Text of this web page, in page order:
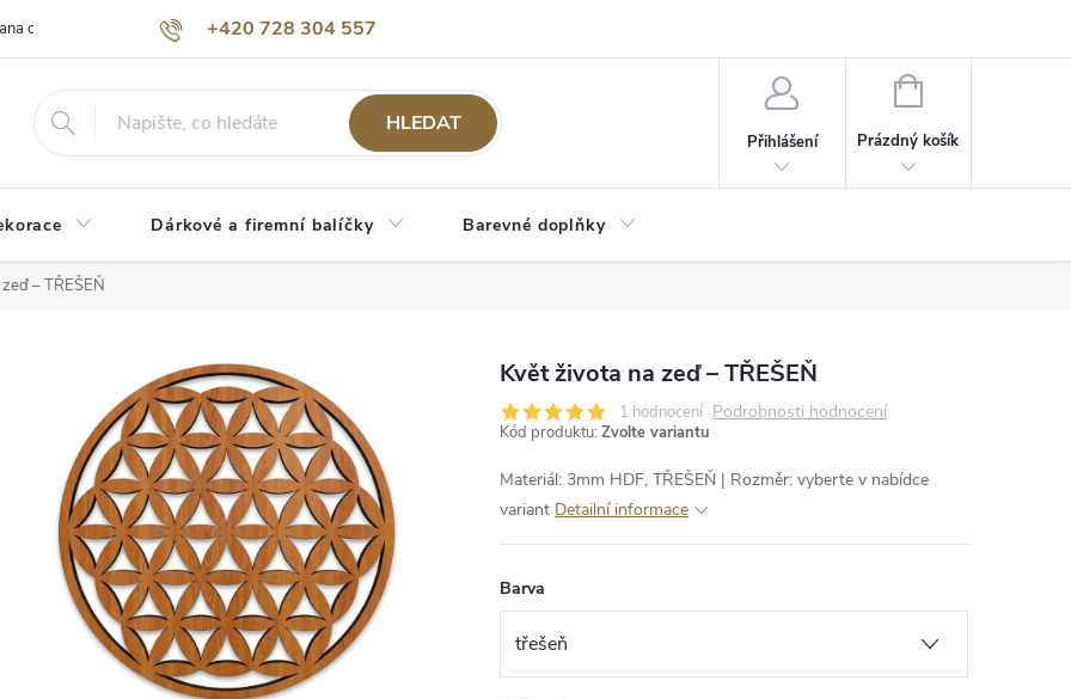
+420 728 304 557
osobních údajů O nás
HLEDAT
Přihlášení
NÁKUPNÍ
Prázdný košík
Dárkové a firemní balíčky Barevné doplňky
– TŘEŠEŇ
Květ života na zeď – TŘEŠEŇ
1 hodnocení Podrobnosti hodnocení
Kód produktu: Zvolte variantu
Materiál: 3mm HDF, TŘEŠEŇ | Rozměr: vyberte v nabídce
variant Detailní informace
Barva